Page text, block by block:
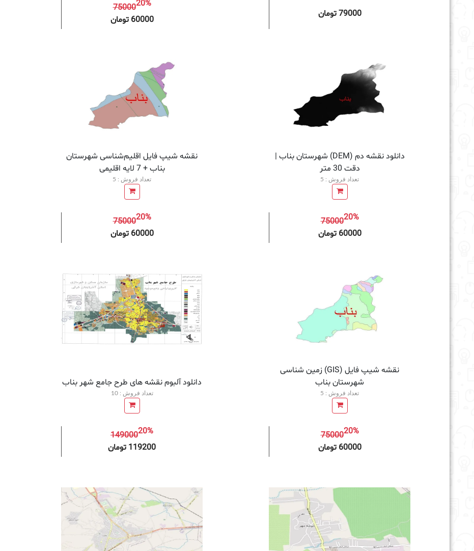
79000 تومان
7500020%
60000 تومان
دانلود نقشه دم (DEM) شهرستان بناب |
دقت 30 متر
تعداد فروش : 5
7500020%
60000 تومان
نقشه شیپ‌ فایل اقلیم‌شناسی شهرستان
بناب + 7 لایه اقلیمی
تعداد فروش : 5
7500020%
60000 تومان
نقشه شیپ فایل (GIS) زمین‌ شناسی
شهرستان بناب
تعداد فروش : 5
7500020%
60000 تومان
دانلود آلبوم نقشه های طرح جامع شهر بناب
تعداد فروش : 10
14900020%
119200 تومان